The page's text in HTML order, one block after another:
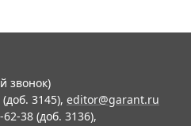
звонок)
3145), editor@garant.ru
38 (доб. 3136),